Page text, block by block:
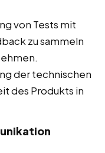
von Tests mit
zu sammeln
der technischen
des Produkts in